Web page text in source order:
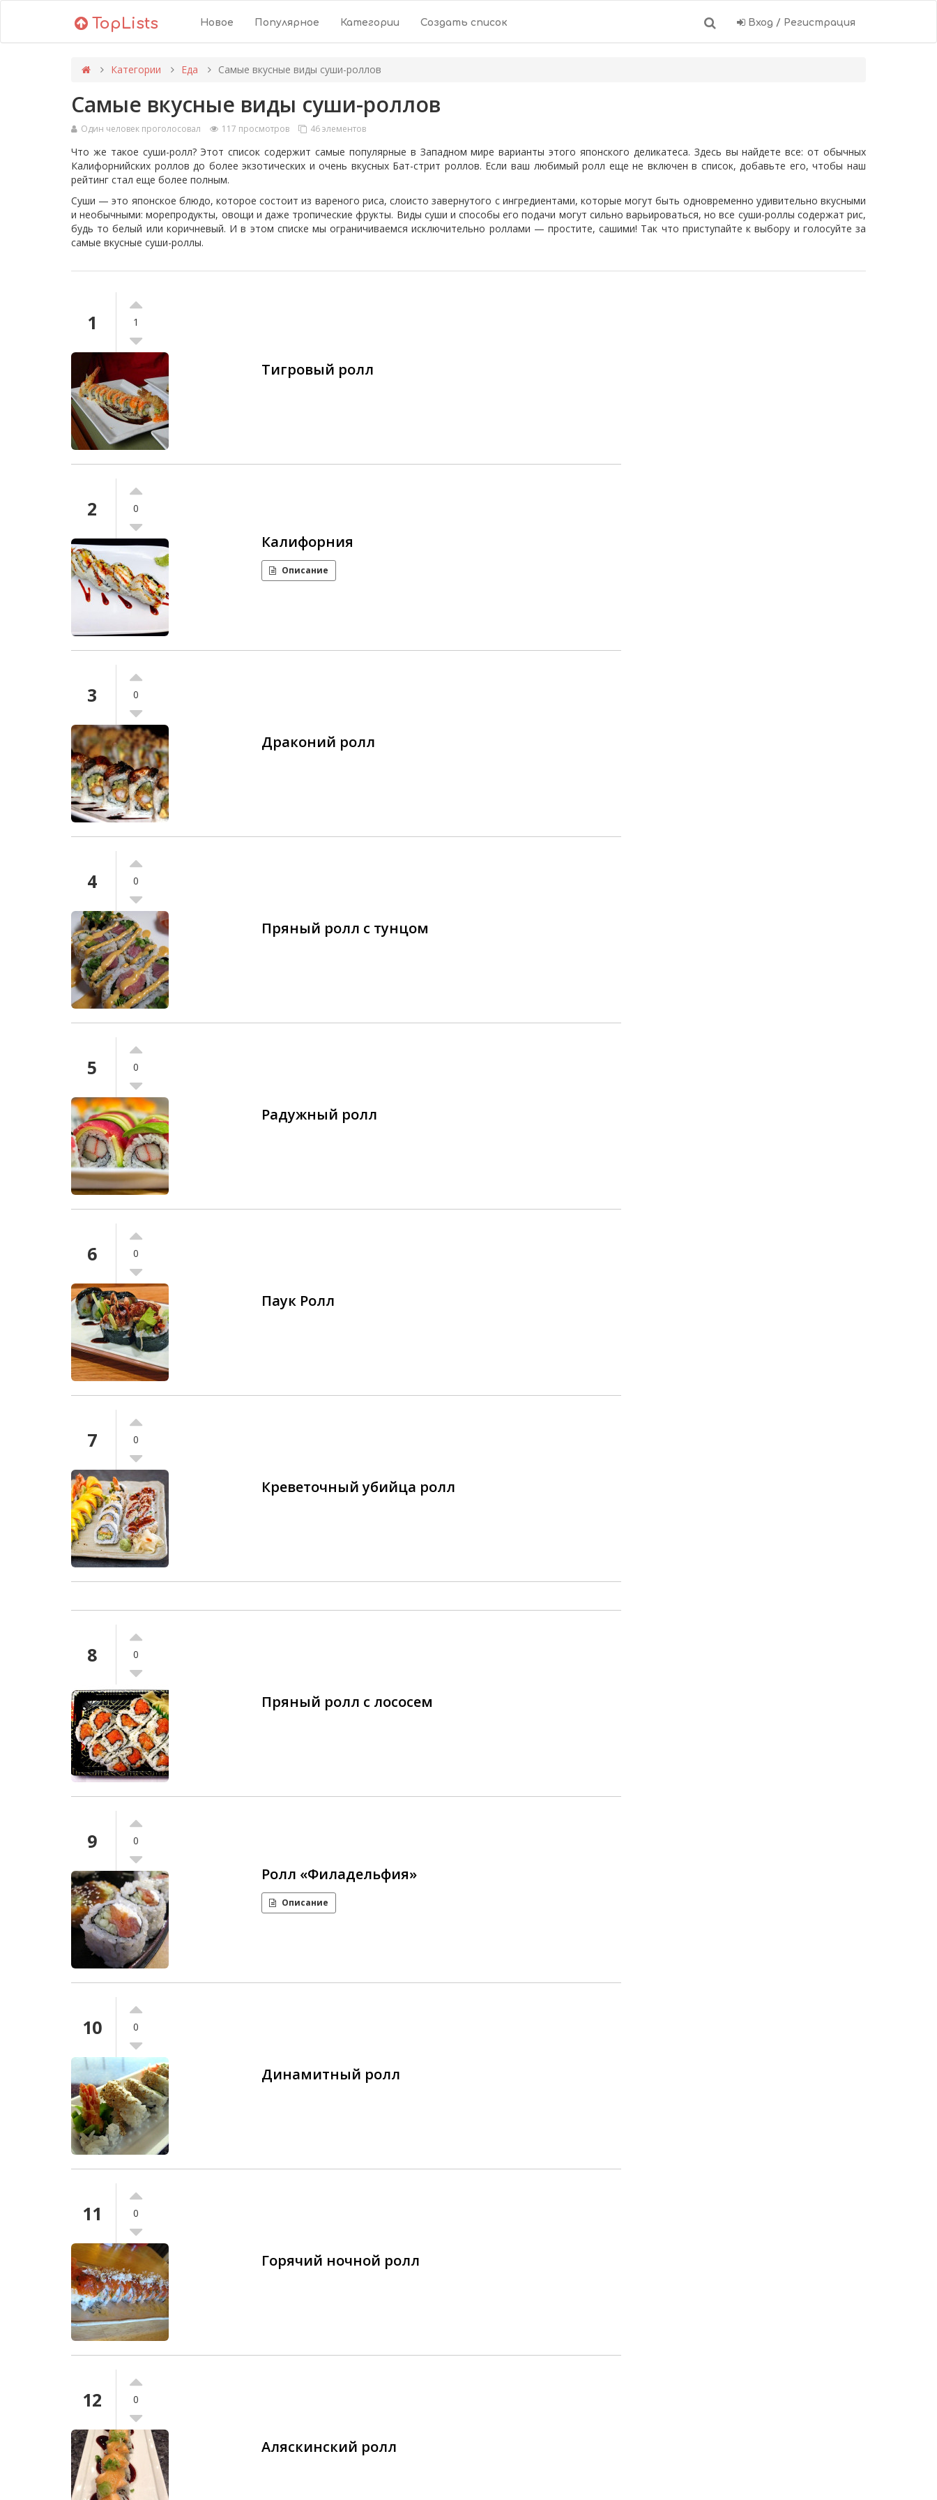
TopLists Новое Популярное Категории Создать список Вход / Регистрация
Категории Еда Самые вкусные виды суши-роллов
Самые вкусные виды суши-роллов
Один человек проголосовал 117 просмотров 46 элементов
Что же такое суши-ролл? Этот список содержит самые популярные в Западном мире варианты этого японского деликатеса. Здесь вы найдете все: от обычных
Калифорнийских роллов до более экзотических и очень вкусных Бат-стрит роллов. Если ваш любимый ролл еще не включен в список, добавьте его, чтобы наш
рейтинг стал еще более полным.
Суши — это японское блюдо, которое состоит из вареного риса, слоисто завернутого с ингредиентами, которые могут быть одновременно удивительно вкусными
и необычными: морепродукты, овощи и даже тропические фрукты. Виды суши и способы его подачи могут сильно варьироваться, но все суши-роллы содержат рис,
будь то белый или коричневый. И в этом списке мы ограничиваемся исключительно роллами — простите, сашими! Так что приступайте к выбору и голосуйте за
самые вкусные суши-роллы.
1 1
Тигровый ролл
2 0
Калифорния
Описание
3 0
Драконий ролл
4 0
Пряный ролл с тунцом
5 0
Радужный ролл
6 0
Паук Ролл
7 0
Креветочный убийца ролл
8 0
Пряный ролл с лососем
9 0
Ролл «Филадельфия»
Описание
10 0
Динамитный ролл
11 0
Горячий ночной ролл
12 0
Аляскинский ролл